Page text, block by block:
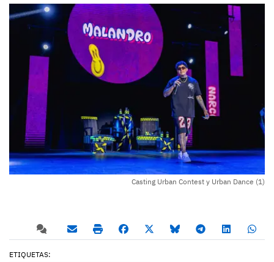
Casting Urban Contest y Urban Dance (1)
ETIQUETAS: